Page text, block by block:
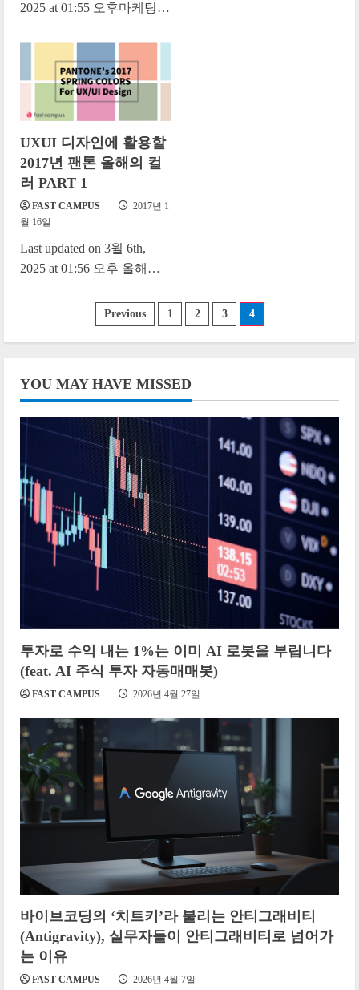
2025 at 01:55 오후마케팅비
어찌어찌 시켰는데 바닥을
치는 체류...
UXUI 디자인에 활용할
2017년 팬톤 올해의 컬
러 PART 1
FAST CAMPUS
2017년 1
월 16일
Last updated on 3월 6th,
2025 at 01:56 오후 올해도
컬러’를 발표했습니다.
글
페
이
지
매
김
Previous 1 2 3 4
YOU MAY HAVE MISSED
투자로 수익 내는 1%는 이미 AI 로봇을 부립니다
(feat. AI 주식 투자 자동매매봇)
FAST CAMPUS 2026년 4월 27일
바이브코딩의 ‘치트키’라 불리는 안티그래비티
(Antigravity), 실무자들이 안티그래비티로 넘어가
는 이유
FAST CAMPUS 2026년 4월 7일